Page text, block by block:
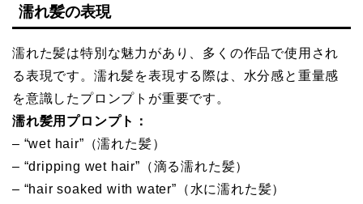
濡れ髪の表現
濡れた髪は特別な魅力があり、多くの作品で使用され
る表現です。濡れ髪を表現する際は、水分感と重量感
を意識したプロンプトが重要です。
濡れ髪用プロンプト：
– “wet hair”（濡れた髪）
– “dripping wet hair”（滴る濡れた髪）
– “hair soaked with water”（水に濡れた髪）